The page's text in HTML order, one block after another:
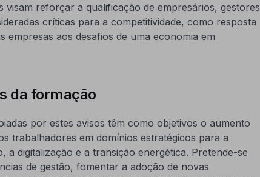
visam reforçar a qualificação de empresários, gestores
críticas para a competitividade, como resposta
empresas aos desafios de uma economia em
da formação
por estes avisos têm como objetivos o aumento
trabalhadores em domínios estratégicos para a
a digitalização e a transição energética. Pretende-se
de gestão, fomentar a adoção de novas